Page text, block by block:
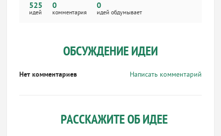
525
идей
0
комментария
0
идей обдумывает
ОБСУЖДЕНИЕ ИДЕИ
Написать комментарий
Нет комментариев
РАССКАЖИТЕ ОБ ИДЕЕ